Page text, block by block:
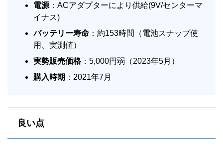
電源 ：ACアダプターにより供給(9V/センターマ
イナス)
バッテリー寿命 ：約153時間（電池スナップ使
用、実測値）
実勢販売価格：5,000円弱（2023年5月）
購入時期 ：2021年7月
良い点